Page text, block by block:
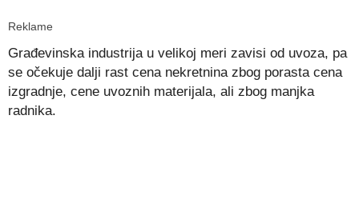
Reklame
Građevinska industrija u velikoj meri zavisi od uvoza, pa
se očekuje dalji rast cena nekretnina zbog porasta cena
izgradnje, cene uvoznih materijala, ali zbog manjka
radnika.